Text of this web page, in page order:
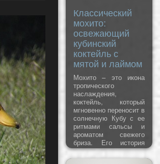
впечатл
Классический
мохито:
освежающий
кубинский
коктейль с
мятой и лаймом
Мохито – это икона
тропического
наслаждения,
коктейль, который
мгновенно переносит в
солнечную Кубу с ее
ритмами сальсы и
ароматом свежего
бриза. Его история
уходит корнями в XVI
век, когда пираты и